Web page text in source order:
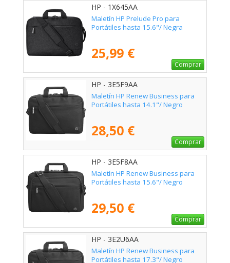
HP - 1X645AA
Maletín HP Prelude Pro para
Portátiles hasta 15.6"/ Negra
25,99 €
Comprar
HP - 3E5F9AA
Maletín HP Renew Business para
Portátiles hasta 14.1"/ Negro
28,50 €
Comprar
HP - 3E5F8AA
Maletín HP Renew Business para
Portátiles hasta 15.6"/ Negro
29,50 €
Comprar
HP - 3E2U6AA
Maletín HP Renew Business para
Portátiles hasta 17.3"/ Negro